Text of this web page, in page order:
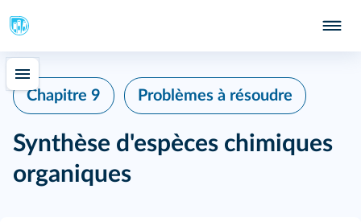
Chapitre 9 Problèmes à résoudre
Synthèse d'espèces chimiques
organiques